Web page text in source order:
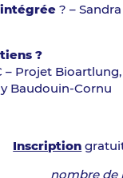
? –
?
– Projet
Baudouin-Cornu
Inscription
nombre de